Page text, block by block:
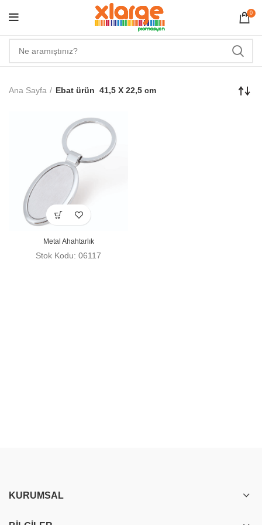
0
Ana Sayfa Ebat ürün 41,5 X 22,5 cm
Metal Ahahtarlık
Stok Kodu: 06117
KURUMSAL